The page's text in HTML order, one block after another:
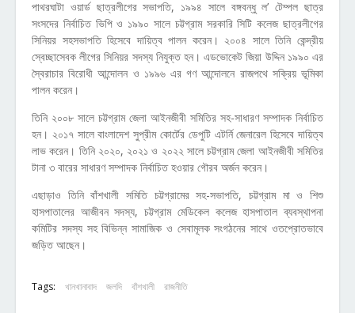
পাথরঘাটা ওয়ার্ড ছাত্রলীগের সভাপতি, ১৯৯৪ সালে বঙ্গবন্ধু ল’ টেম্পল ছাত্র
সংসদের নির্বাচিত ভিপি ও ১৯৯০ সালে চট্টগ্রাম সরকারি সিটি কলেজ ছাত্রলীগের
সিনিয়র সহসভাপতি হিসেবে দায়িত্ব পালন করেন। ২০০৪ সালে তিনি কেন্দ্রীয়
স্বেচ্ছাসেবক লীগের সিনিয়র সদস্য নিযুক্ত হন। এডভোকেট জিয়া উদ্দিন ১৯৯০ এর
স্বৈরাচার বিরোধী আন্দোলন ও ১৯৯৬ এর গণ আন্দোলনে রাজপথে সক্রিয় ভূমিকা
পালন করেন।
তিনি ২০০৮ সালে চট্টগ্রাম জেলা আইনজীবী সমিতির সহ-সাধারণ সম্পাদক নির্বাচিত
হন। ২০১৭ সালে বাংলাদেশ সুপ্রীম কোর্টের ডেপুটি এটর্নি জেনারেল হিসেবে দায়িত্ব
লাভ করেন। তিনি ২০২০, ২০২১ ও ২০২২ সালে চট্টগ্রাম জেলা আইনজীবী সমিতির
টানা ৩ বারের সাধারণ সম্পাদক নির্বাচিত হওয়ার গৌরব অর্জন করেন।
এছাড়াও তিনি বাঁশখালী সমিতি চট্টগ্রামের সহ-সভাপতি, চট্টগ্রাম মা ও শিশু
হাসপাতালের আজীবন সদস্য, চট্টগ্রাম মেডিকেল কলেজ হাসপাতাল ব্যবস্থাপনা
কমিটির সদস্য সহ বিভিন্ন সামাজিক ও সেবামূলক সংগঠনের সাথে ওতপ্রোতভাবে
জড়িত আছেন।
Tags: খানখানাবাদ জলদি বাঁশখালী রাজনীতি